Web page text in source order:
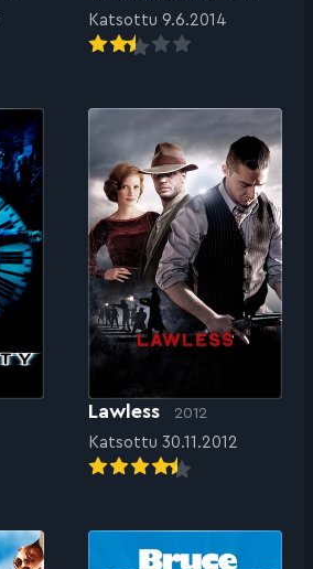
Katsottu 9.6.2014
Lawless 2012
Katsottu 30.11.2012